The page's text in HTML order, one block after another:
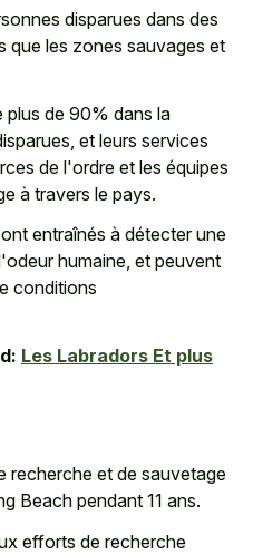
disparues dans des
que les zones sauvages et
plus de 90% dans la
et leurs services
de l'ordre et les équipes
à travers le pays.
entraînés à détecter une
humaine, et peuvent
conditions
Les Labradors Et plus
recherche et de sauvetage
Beach pendant 11 ans.
efforts de recherche